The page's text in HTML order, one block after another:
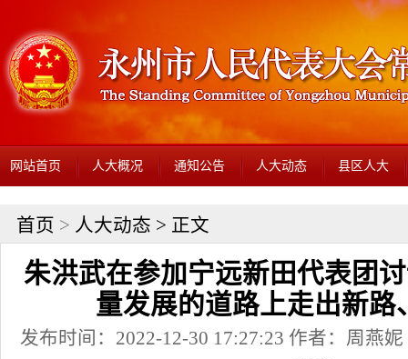
网站首页 人大概况 通知公告 人大动态 县区人大
首页 > 人大动态 > 正文
朱洪武在参加宁远新田代表团
量发展的道路上走出新路
发布时间：2022-12-30 17:27:23 作者：周燕